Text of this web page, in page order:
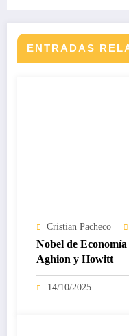
ENTRADAS
Cristian Pacheco
Nobel de
Aghion y Howitt
14/10/2025